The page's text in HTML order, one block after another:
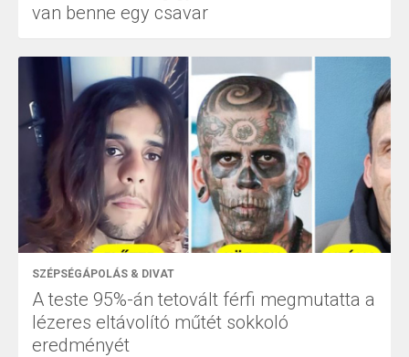
van benne egy csavar
SZÉPSÉGÁPOLÁS & DIVAT
A teste 95%-án tetovált férfi megmutatta a
lézeres eltávolító műtét sokkoló
eredményét